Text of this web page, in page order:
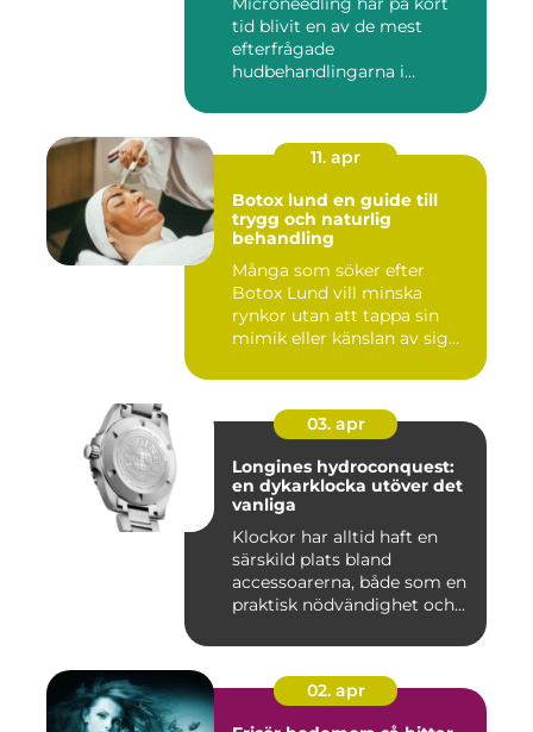
tid blivit en av de mest
efterfrågade
hudbehandlingarna i
11. apr
Botox lund en guide till
trygg och naturlig
behandling
Många som söker efter
Botox Lund vill minska
rynkor utan att tappa sin
mimik eller känslan av sig
03. apr
Longines hydroconquest:
en dykarklocka utöver det
vanliga
Klockor har alltid haft en
särskild plats bland
accessoarerna, både som en
praktisk nödvändighet och...
02. apr